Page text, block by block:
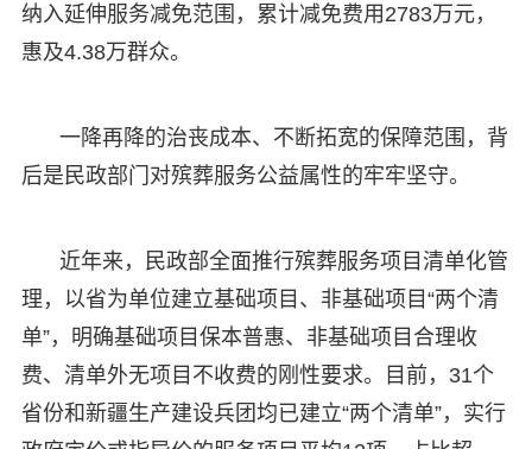
纳入延伸服务减免范围，累计减免费用2783万元，
惠及4.38万群众。
一降再降的治丧成本、不断拓宽的保障范围，背
后是民政部门对殡葬服务公益属性的牢牢坚守。
近年来，民政部全面推行殡葬服务项目清单化管
理，以省为单位建立基础项目、非基础项目“两个清
单”，明确基础项目保本普惠、非基础项目合理收
费、清单外无项目不收费的刚性要求。目前，31个
省份和新疆生产建设兵团均已建立“两个清单”，实行